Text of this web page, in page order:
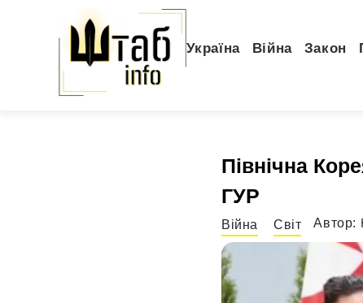
Україна Війна Закон
Північна
ГУР
Війна Світ Автор: